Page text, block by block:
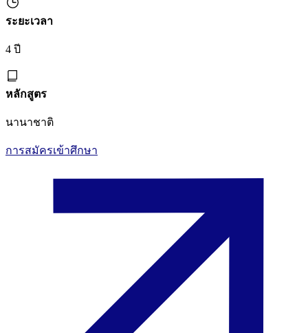
ระยะเวลา
4 ปี
หลักสูตร
นานาชาติ
การสมัครเข้าศึกษา